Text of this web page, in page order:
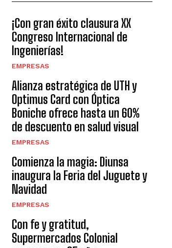
¡Con gran éxito clausura XX
Congreso Internacional de
Ingenierías!
EMPRESAS
Alianza estratégica de UTH y
Optimus Card con Óptica
Boniche ofrece hasta un 60%
de descuento en salud visual
EMPRESAS
Comienza la magia: Diunsa
inaugura la Feria del Juguete y
Navidad
EMPRESAS
Con fe y gratitud,
Supermercados Colonial